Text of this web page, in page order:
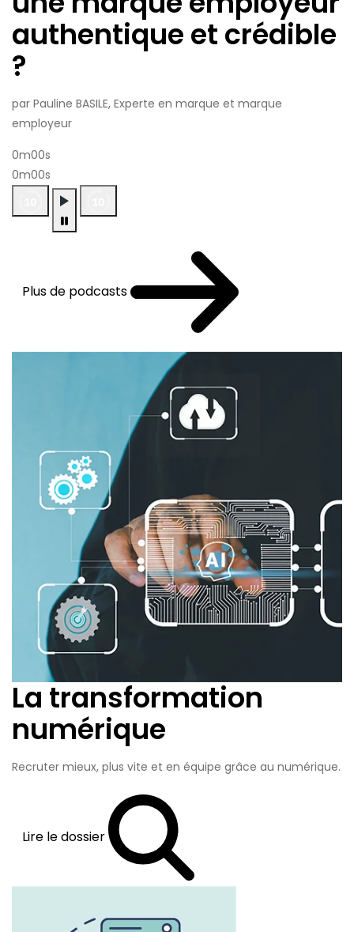
authentique et crédible
?
par Pauline BASILE, Experte en marque et marque
employeur
0m00s
0m00s
Plus de podcasts
La transformation
numérique
Recruter mieux, plus vite et en équipe grâce au numérique.
Lire le dossier